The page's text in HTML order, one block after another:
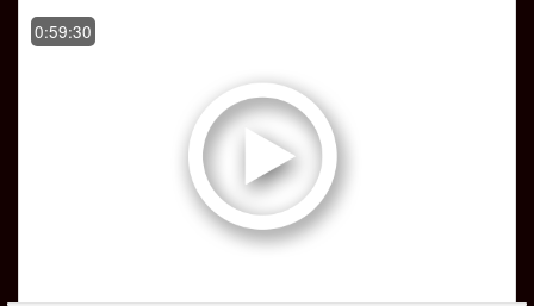
0:59:30